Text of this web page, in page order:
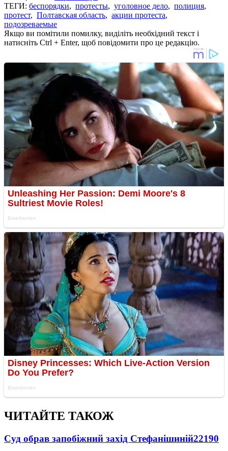
ТЕГИ: беспорядки, протесты, уголовное дело, полиция,
протест, Полтавская область, акции протеста,
подозреваемые
Якщо ви помітили помилку, виділіть необхідний текст і
натисніть Ctrl + Enter, щоб повідомити про це редакцію.
ЧИТАЙТЕ ТАКОЖ
Суд обрав запобіжний захід Стефанішиній22190